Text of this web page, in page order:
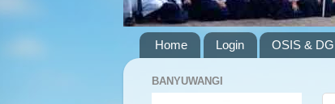
Home Login OSIS & DG
BANYUWANGI